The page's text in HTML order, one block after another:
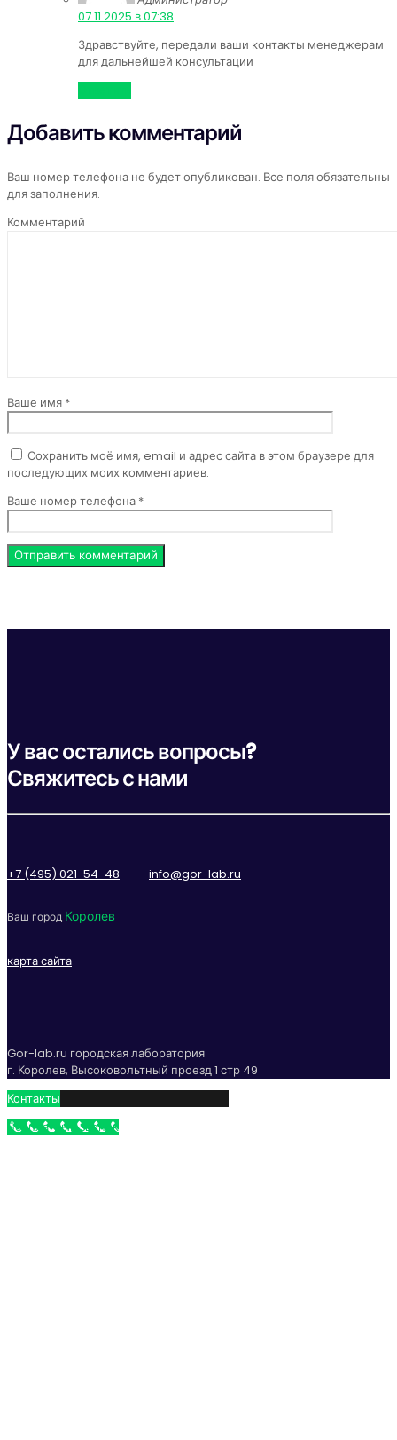
07.11.2025 в 07:38
Здравствуйте, передали ваши контакты менеджерам
для дальнейшей консультации
Добавить комментарий
Ваш номер телефона не будет опубликован. Все поля обязательны
для заполнения.
Комментарий
Ваше имя *
Сохранить моё имя, email и адрес сайта в этом браузере для
последующих моих комментариев.
Ваше номер телефона *
У вас остались вопросы?
Свяжитесь с нами
+7 (495) 021-54-48 info@gor-lab.ru
Ваш город Королев
карта сайта
Gor-lab.ru городская лаборатория
г. Королев, Высоковольтный проезд 1 стр 49
Контакты
Бесплатный звонок